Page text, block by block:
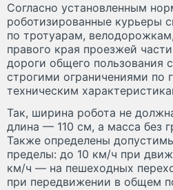
Согласно установленным
роботизированные курьеры
по тротуарам,
правого края проезжей
дороги общего пользования
строгими ограничениями по
техническим
Так, ширина робота не
длина — 110 см, а масса без
Также определены
пределы: до 10 км/ч при
км/ч — на пешеходных
при передвижении в общем